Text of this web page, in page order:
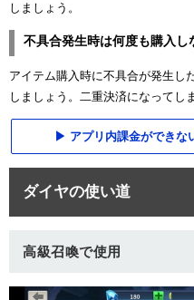
しましょう。
不具合発生時は何度も購入し
アイテム購入時に不具合が発生し
しましょう。二重決済になってし
アプリ内課金ができな
ダイヤの使い道
高級召喚で使用